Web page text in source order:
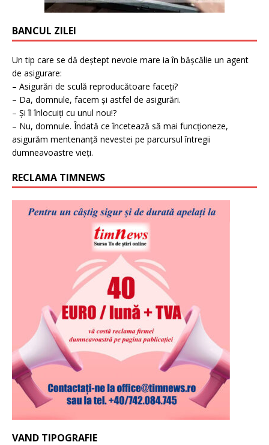
BANCUL ZILEI
Un tip care se dă deștept nevoie mare ia în bășcălie un agent
de asigurare:
– Asigurări de sculă reproducătoare faceți?
– Da, domnule, facem și astfel de asigurări.
– Și îl înlocuiți cu unul nou!?
– Nu, domnule. Îndată ce încetează să mai funcționeze,
asigurăm mentenanță nevestei pe parcursul întregii
dumneavoastre vieți.
RECLAMA TIMNEWS
VAND TIPOGRAFIE